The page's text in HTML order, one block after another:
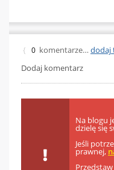
{ 0 komentarze… dodaj
Dodaj komentarz
Na blogu
dzielę się
Jeśli
prawnej,